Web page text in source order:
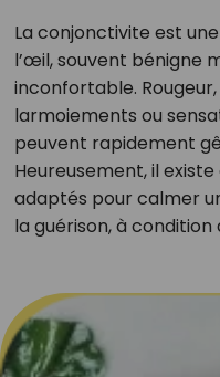
La conjonctivite est
l’œil, souvent bénigne
inconfortable.
larmoiements ou
peuvent rapidement
Heureusement, il
adaptés pour calmer
la guérison, à condition